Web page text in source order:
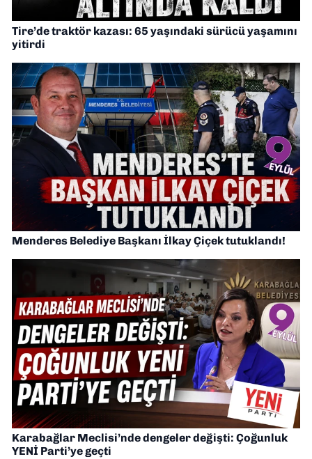
Tire’de traktör kazası: 65 yaşındaki sürücü yaşamını
yitirdi
Menderes Belediye Başkanı İlkay Çiçek tutuklandı!
Karabağlar Meclisi’nde dengeler değişti: Çoğunluk
YENİ Parti’ye geçti